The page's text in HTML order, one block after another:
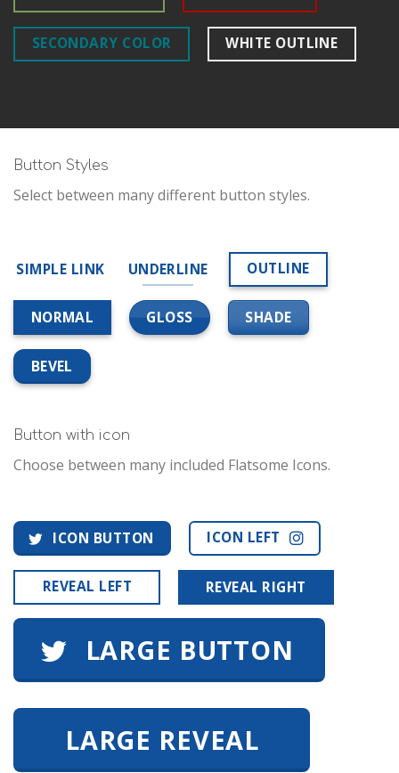
SECONDARY COLOR WHITE OUTLINE
Button Styles
Select between many different button styles.
SIMPLE LINK UNDERLINE OUTLINE
NORMAL GLOSS SHADE
BEVEL
Button with icon
Choose between many included Flatsome Icons.
ICON BUTTON ICON LEFT
REVEAL LEFT REVEAL RIGHT
LARGE BUTTON
LARGE REVEAL